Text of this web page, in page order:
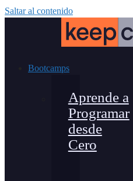
Saltar al contenido
Bootcamps
Aprende a
Programar
desde
Cero